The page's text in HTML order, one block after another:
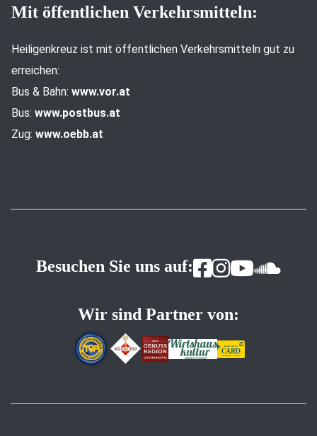
Mit öffentlichen Verkehrsmitteln:
Heiligenkreuz ist mit öffentlichen Verkehrsmitteln gut zu
erreichen:
Bus & Bahn: www.vor.at
Bus: www.postbus.at
Zug: www.oebb.at
Besuchen Sie uns auf:
Wir sind Partner von: